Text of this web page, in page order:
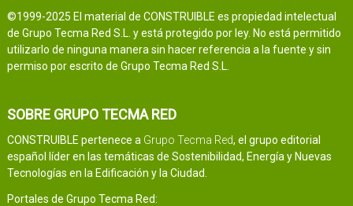
©1999-2025 El material de CONSTRUIBLE es propiedad intelectual
de Grupo Tecma Red S.L. y está protegido por ley. No está permitido
utilizarlo de ninguna manera sin hacer referencia a la fuente y sin
permiso por escrito de Grupo Tecma Red S.L.
SOBRE GRUPO TECMA RED
CONSTRUIBLE pertenece a Grupo Tecma Red, el grupo editorial
español líder en las temáticas de Sostenibilidad, Energía y Nuevas
Tecnologías en la Edificación y la Ciudad.
Portales de Grupo Tecma Red: